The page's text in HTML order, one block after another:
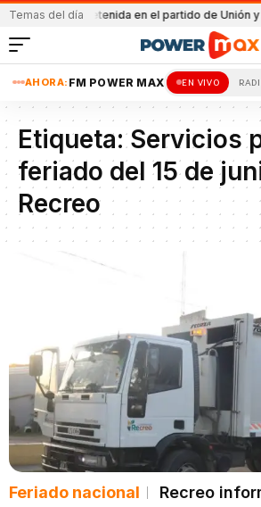
Temas del día
la mineríaDetenida en el partido de Unión y
AHORA: FM POWER MAX EN VIVO
Etiqueta:Servicios
feriado del 15 de
Recreo
Feriado nacional
Recreo